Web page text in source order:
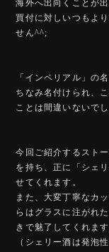
海外へ出向くことが
買付に対しいつもよ
せん^^;
「インペリアル」の
ちなみ名付けられ、
ことは間違いないでし
今回ご紹介するスト
を持ち、正に「シェ
せてくれます。
また、大変丁寧なカ
らはグラスに注がれ
きで魅了してくれます
（シェリー酒は発泡